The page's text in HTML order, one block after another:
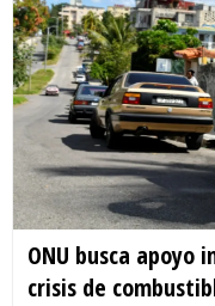
ONU busca
crisis de